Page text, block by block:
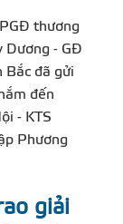
thương
Dương - GĐ
Bắc đã gửi
đến
- KTS
Phương
giải